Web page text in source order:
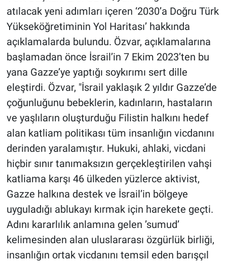
atılacak yeni adımları içeren ‘2030’a Doğru Türk
Yükseköğretiminin Yol Haritası’ hakkında
açıklamalarda bulundu. Özvar, açıklamalarına
başlamadan önce İsrail’in 7 Ekim 2023’ten bu
yana Gazze’ye yaptığı soykırımı sert dille
eleştirdi. Özvar, "İsrail yaklaşık 2 yıldır Gazze’de
çoğunluğunu bebeklerin, kadınların, hastaların
ve yaşlıların oluşturduğu Filistin halkını hedef
alan katliam politikası tüm insanlığın vicdanını
derinden yaralamıştır. Hukuki, ahlaki, vicdani
hiçbir sınır tanımaksızın gerçekleştirilen vahşi
katliama karşı 46 ülkeden yüzlerce aktivist,
Gazze halkına destek ve İsrail’in bölgeye
uyguladığı ablukayı kırmak için harekete geçti.
Adını kararlılık anlamına gelen ’sumud’
kelimesinden alan uluslararası özgürlük birliği,
insanlığın ortak vicdanını temsil eden barışçıl